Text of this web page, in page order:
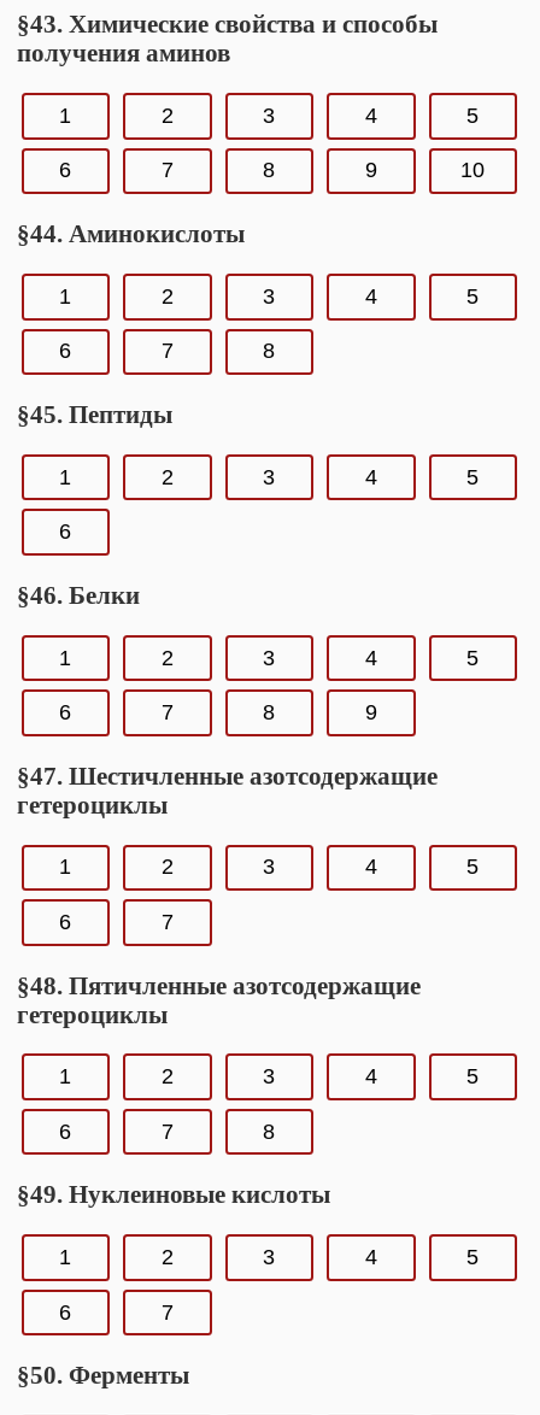
§43. Химические свойства и способы
получения аминов
1 2 3 4 5
6 7 8 9 10
§44. Аминокислоты
1 2 3 4 5
6 7 8
§45. Пептиды
1 2 3 4 5
6
§46. Белки
1 2 3 4 5
6 7 8 9
§47. Шестичленные азотсодержащие
гетероциклы
1 2 3 4 5
6 7
§48. Пятичленные азотсодержащие
гетероциклы
1 2 3 4 5
6 7 8
§49. Нуклеиновые кислоты
1 2 3 4 5
6 7
§50. Ферменты